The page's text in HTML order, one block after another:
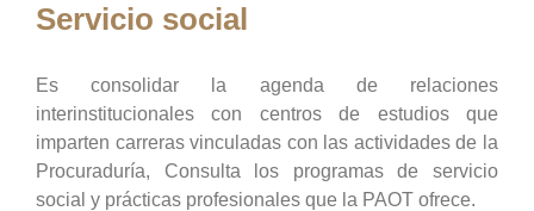
Servicio social
Es consolidar la agenda de relaciones
interinstitucionales con centros de estudios que
imparten carreras vinculadas con las actividades de la
Procuraduría, Consulta los programas de servicio
social y prácticas profesionales que la PAOT ofrece.